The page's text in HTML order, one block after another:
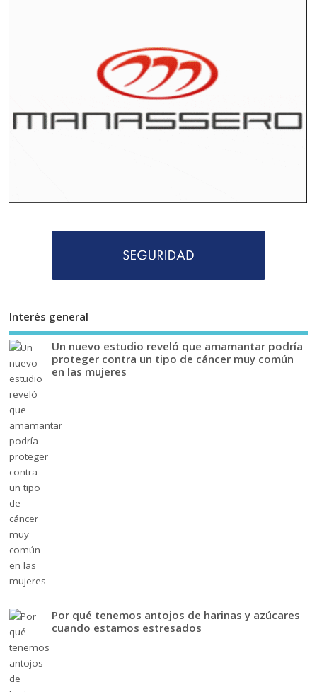
Interés general
Un nuevo estudio reveló que amamantar podría
proteger contra un tipo de cáncer muy común
en las mujeres
Por qué tenemos antojos de harinas y azúcares
cuando estamos estresados